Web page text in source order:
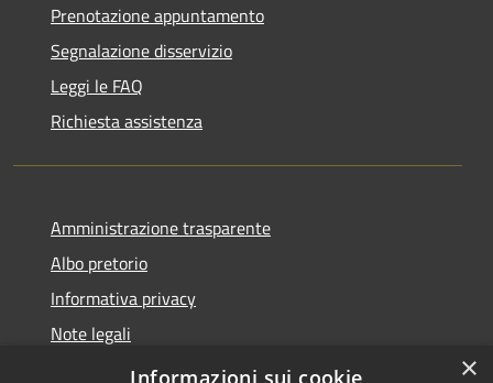
Prenotazione appuntamento
Segnalazione disservizio
Leggi le FAQ
Richiesta assistenza
Amministrazione trasparente
Albo pretorio
Informativa privacy
Note legali
Dichiarazione di accessibilità
×
Informazioni sui cookie